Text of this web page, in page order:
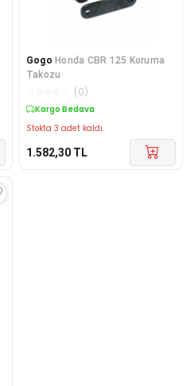
Gogo Honda CBR 125 Koruma
Takozu
(0)
Kargo Bedava
Stokta 3 adet kaldı.
1.582,30 TL